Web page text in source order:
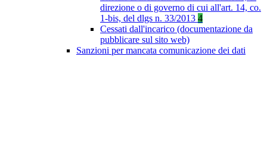
direzione o di governo di cui all'art. 14, co.
1-bis, del dlgs n. 33/2013 4
Cessati dall'incarico (documentazione da
pubblicare sul sito web)
Sanzioni per mancata comunicazione dei dati